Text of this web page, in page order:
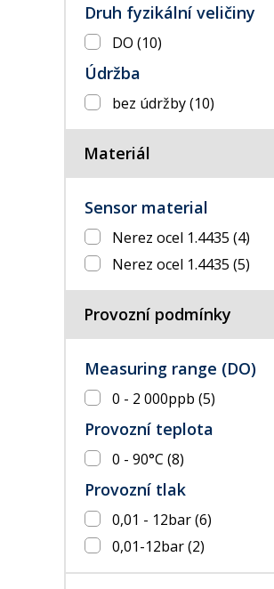
Druh fyzikální veličiny
DO (10)
Údržba
bez údržby(10)
Materiál
Sensor material
Nerez ocel 1.4435 (4)
Nerez ocel 1.4435 (5)
Provozní podmínky
Measuring range (DO)
0 - 2 000ppb (5)
Provozní teplota
0 - 90°C (8)
Provozní tlak
0,01 - 12bar(6)
0,01-12bar(2)